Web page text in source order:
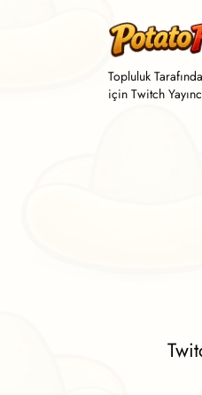
Topluluk
için Twitch